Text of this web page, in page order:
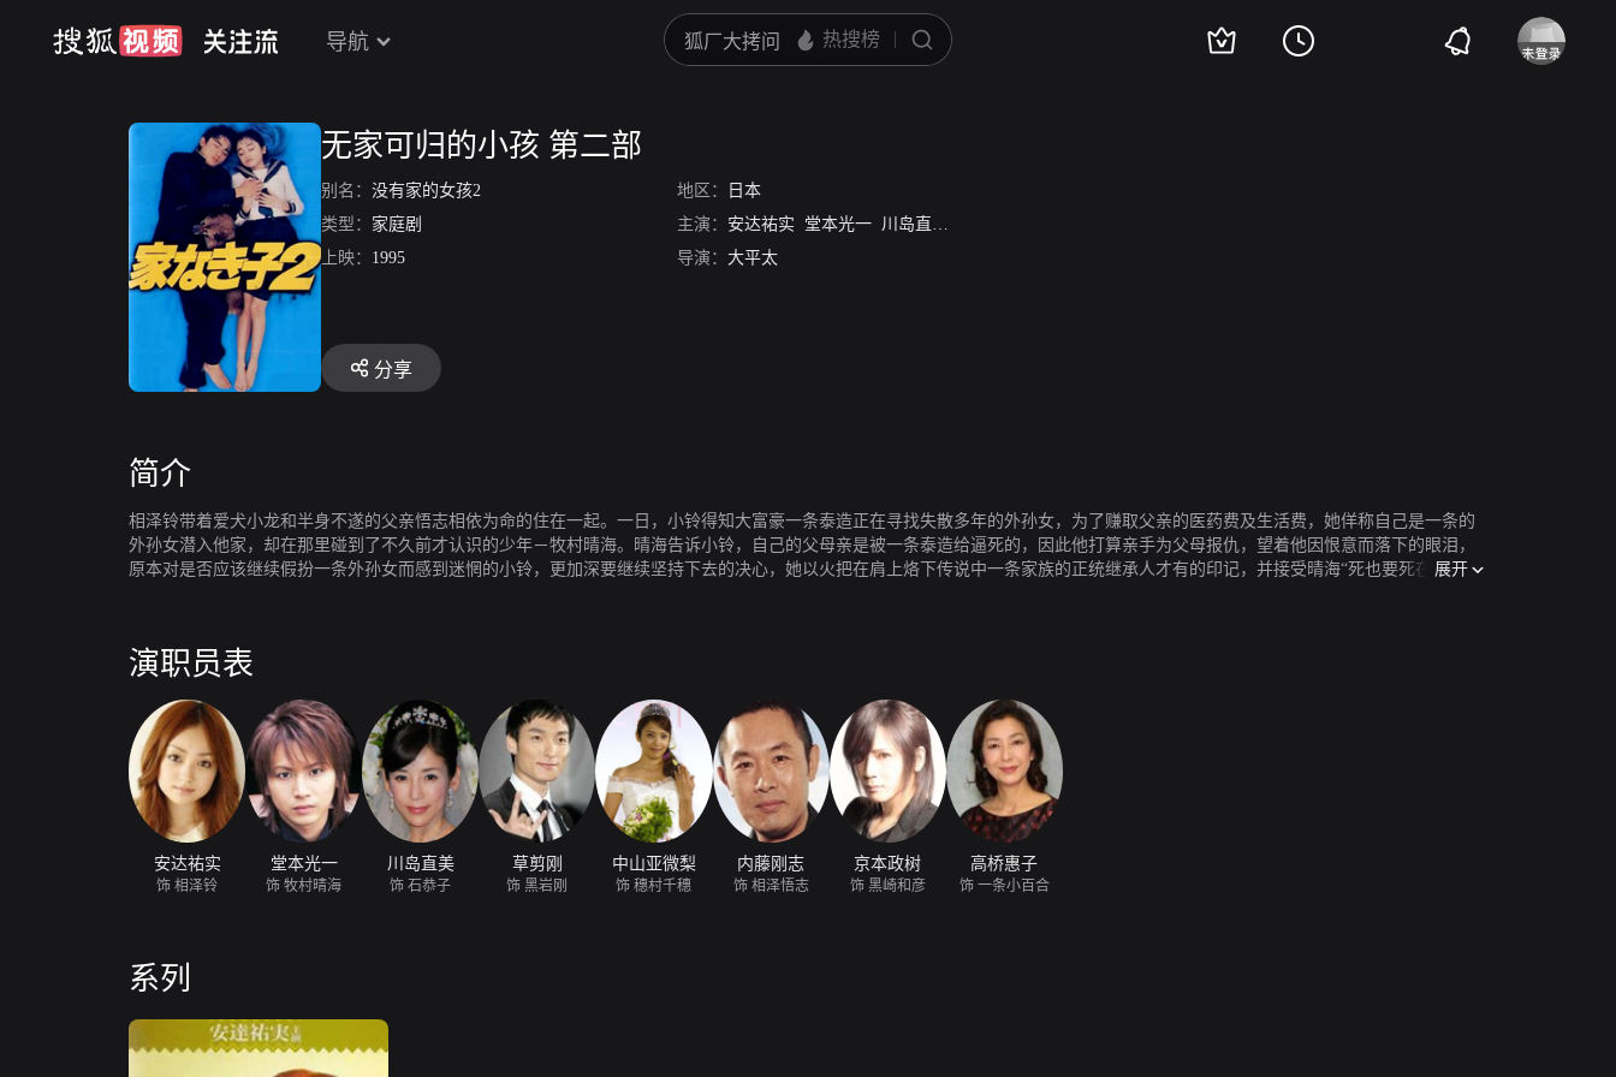
导航
无家可归的小孩 第二部
别名： 没有家的女孩2 地区：
日本
类型： 家庭剧 主演： 安达祐实 堂本光一 川岛直美
上映： 1995 导演： 大平太
分享
简介
相泽铃带着爱犬小龙和半身不遂的父亲悟志相依为命的住在一起。一日，小铃得知大富豪一条泰造正在寻找失散多年的外孙女，为了赚取父亲的医药费及生活费，她佯称自己是一条的
外孙女潜入他家，却在那里碰到了不久前才认识的少年－牧村晴海。晴海告诉小铃，自己的父母亲是被一条泰造给逼死的，因此他打算亲手为父母报仇，望着他因恨意而落下的眼泪，
原本对是否应该继续假扮一条外孙女而感到迷惘的小铃，更加深要继续坚持下去的决心，她以火把在肩上烙下传说中一条家族的正统继承人才有的印记，并接受晴海“死也要死在一起”
展开
演职员表
安达祐实
饰 相泽铃
堂本光一
饰 牧村晴海
川岛直美
饰 石恭子
草剪刚
饰 黑岩刚
中山亚微梨
饰 穗村千穗
内藤刚志
饰 相泽悟志
京本政树
饰 黑崎和彦
高桥惠子
饰 一条小百合
系列